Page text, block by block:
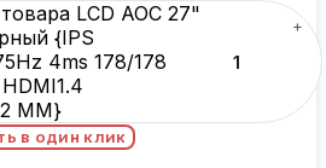
LCD AOC 27"
{IPS
4ms 178/178
MM}
в один клик